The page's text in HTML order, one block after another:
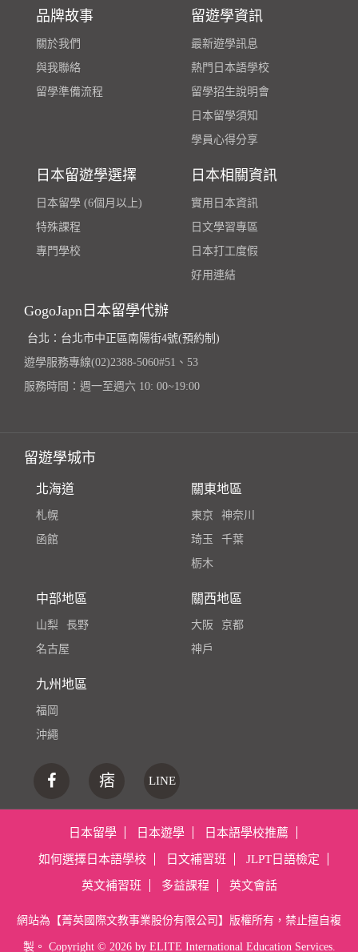
品牌故事
關於我們
與我聯絡
留學準備流程
留遊學資訊
最新遊學訊息
熱門日本語學校
留學招生說明會
日本留學須知
學員心得分享
日本留遊學選擇
日本留學 (6個月以上)
特殊課程
專門學校
日本相關資訊
實用日本資訊
日文學習專區
日本打工度假
好用連結
GogoJapn日本留學代辦
台北：台北市中正區南陽街4號(預約制)
遊學服務專線(02)2388-5060#51、53
服務時間：週一至週六 10: 00~19:00
留遊學城市
北海道
札幌
函館
關東地區
東京
神奈川
琦玉
千葉
栃木
中部地區
山梨
長野
名古屋
關西地區
大阪
京都
神戶
九州地區
福岡
沖繩
痞 LINE
日本留學 日本遊學 日本語學校推薦
如何選擇日本語學校 日文補習班 JLPT日語檢定
英文補習班 多益課程 英文會話
網站為【菁英國際文教事業股份有限公司】版權所有，禁止擅自複
製。 Copyright © 2026 by ELITE International Education Services.